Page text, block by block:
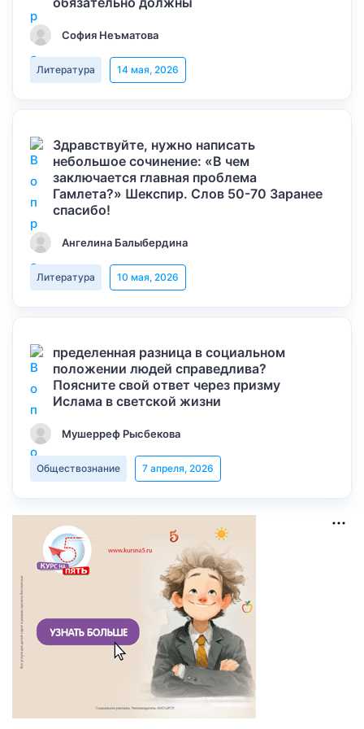
София Неъматова
Литература 14 мая, 2026
Здравствуйте, нужно написать
небольшое сочинение: «В чем
заключается главная проблема
Гамлета?» Шекспир. Слов 50-70 Заранее
спасибо!
Ангелина Балыбердина
Литература 10 мая, 2026
пределенная разница в социальном
положении людей справедлива?
Поясните свой ответ через призму
Ислама в светской жизни
Мушерреф Рысбекова
Обществознание 7 апреля, 2026